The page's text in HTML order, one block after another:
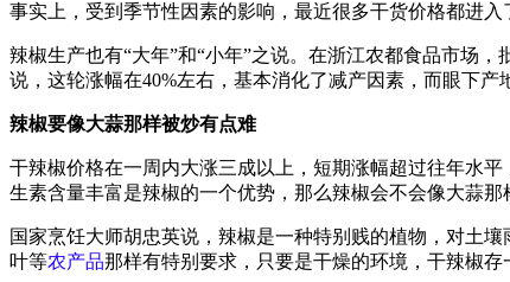
事实上，受到季节性因素的影响，最近很多干货价格都进
辣椒生产也有“大年”和“小年”之说。在浙江农都食品市场
说，这轮涨幅在40%左右，基本消化了减产因素，而眼下
辣椒要像大蒜那样被炒有点难
干辣椒价格在一周内大涨三成以上，短期涨幅超过往年水
生素含量丰富是辣椒的一个优势，那么辣椒会不会像大蒜那
国家烹饪大师胡忠英说，辣椒是一种特别贱的植物，对土
叶等农产品那样有特别要求，只要是干燥的环境，干辣椒